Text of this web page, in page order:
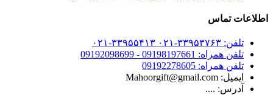
اطلاعات تماس
تلفن: ۳۳۹۵۳۷۶۳-۰۲۱ ۳۳۹۵۵۴۱۳-۰۲۱
تلفن همراه: 09198197661 - 09192098699
تلفن همراه: 09192278605
ایمیل: Mahoorgift@gmail.com
آدرس: ....